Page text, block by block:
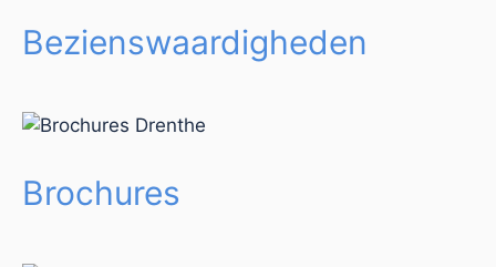
Bezienswaardigheden
Brochures